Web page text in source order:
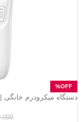
دستگاه میکرودرم خانگی |